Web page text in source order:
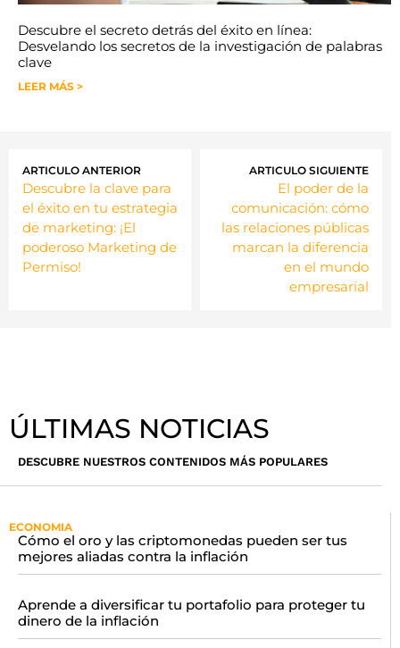
Descubre el secreto detrás del éxito en línea:
Desvelando los secretos de la investigación de palabras
clave
LEER MÁS >
ARTICULO ANTERIOR
Descubre la clave para
el éxito en tu estrategia
de marketing: ¡El
poderoso Marketing de
Permiso!
ARTICULO SIGUIENTE
El poder de la
comunicación: cómo
las relaciones públicas
marcan la diferencia
en el mundo
empresarial
ÚLTIMAS NOTICIAS
DESCUBRE NUESTROS CONTENIDOS MÁS POPULARES
ECONOMIA
Cómo el oro y las criptomonedas pueden ser tus
mejores aliadas contra la inflación
Aprende a diversificar tu portafolio para proteger tu
dinero de la inflación